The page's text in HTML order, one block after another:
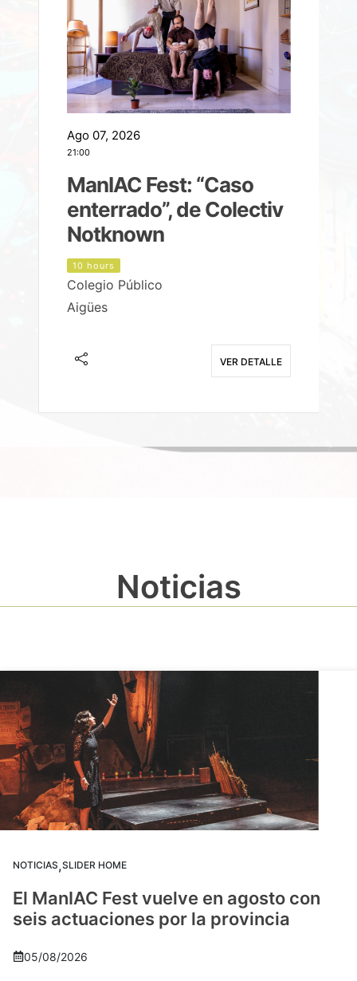
Ago 07, 2026
21:00
ManIAC Fest: “Caso
enterrado”, de Colectiv
Notknown
10 hours
Colegio Público
Aigües
VER DETALLE
Noticias
NOTICIAS,SLIDER HOME
El ManIAC Fest vuelve en agosto con
seis actuaciones por la provincia
05/08/2026